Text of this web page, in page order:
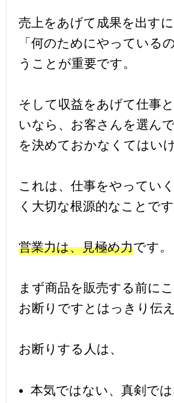
売上をあげて成果を出すに
「何のためにやっている
うことが重要です。
そして収益をあげて仕事
いなら、お客さんを選ん
を決めておかなくてはい
これは、仕事をやってい
く大切な根源的なことです
営業力は、見極め力です。
まず商品を販売する前に
お断りですとはっきり伝え
お断りする人は、
本気ではない、真剣で